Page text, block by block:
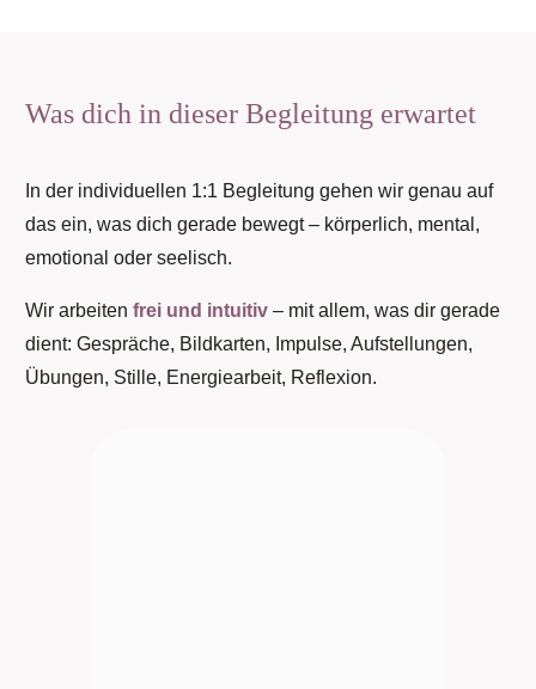
Was dich in dieser Begleitung erwartet
In der individuellen 1:1 Begleitung gehen wir genau auf
das ein, was dich gerade bewegt – körperlich, mental,
emotional oder seelisch.
Wir arbeiten frei und intuitiv – mit allem, was dir gerade
dient: Gespräche, Bildkarten, Impulse, Aufstellungen,
Übungen, Stille, Energiearbeit, Reflexion.